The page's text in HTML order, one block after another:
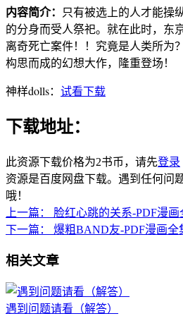
内容简介： 只有被选上的人才能操
的分身而受人祭祀。就在此时，东
离奇死亡案件！！究竟是人类所
构思而成的幻想大作，隆重登场！
神样dolls： 试看下载
下载地址：
此资源下载价格为2书币，请先登录
资源是百度网盘下载。遇到任何问
哦！
上一篇：
脸红心跳的关系-PDF漫画
下一篇：
爆粗BAND友-PDF漫画全
相关文章
遇到问题请看（解答）